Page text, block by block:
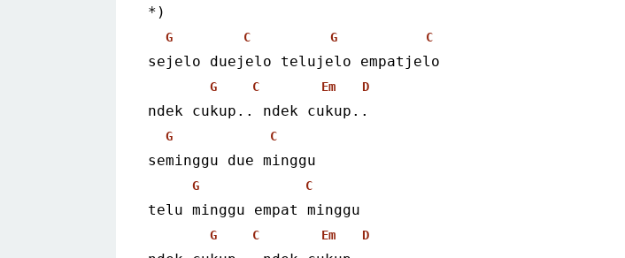
*)
G C G C
sejelo duejelo telujelo empatjelo
G C Em D
ndek cukup.. ndek cukup..
G C
seminggu due minggu
G C
telu minggu empat minggu
G C Em D